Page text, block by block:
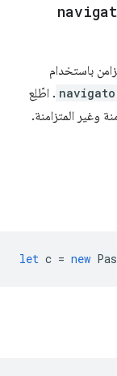
باستخدام
. اطّلِع
وغير المتزامنة.
let c = new